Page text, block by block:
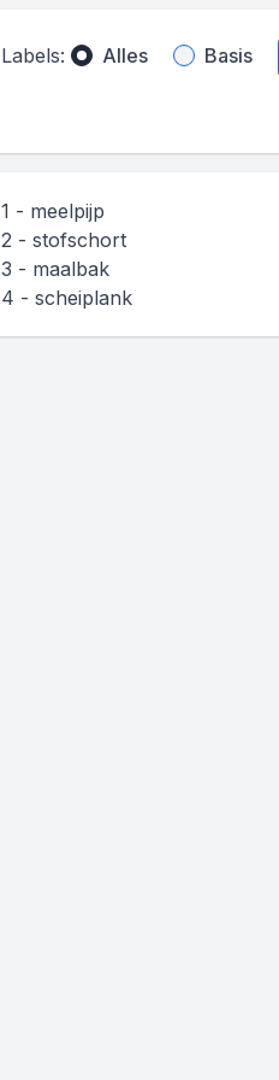
Labels: Alles Basis
1 - meelpijp
2 - stofschort
3 - maalbak
4 - scheiplank